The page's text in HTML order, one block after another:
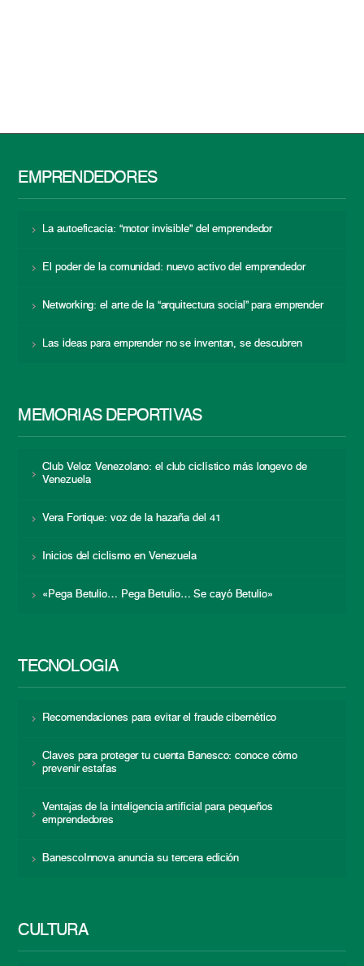
EMPRENDEDORES
La autoeficacia: “motor invisible” del emprendedor
El poder de la comunidad: nuevo activo del emprendedor
Networking: el arte de la “arquitectura social” para emprender
Las ideas para emprender no se inventan, se descubren
MEMORIAS DEPORTIVAS
Club Veloz Venezolano: el club ciclístico más longevo de
Venezuela
Vera Fortique: voz de la hazaña del 41
Inicios del ciclismo en Venezuela
«Pega Betulio… Pega Betulio… Se cayó Betulio»
TECNOLOGÍA
Recomendaciones para evitar el fraude cibernético
Claves para proteger tu cuenta Banesco: conoce cómo
prevenir estafas
Ventajas de la inteligencia artificial para pequeños
emprendedores
BanescoInnova anuncia su tercera edición
CULTURA